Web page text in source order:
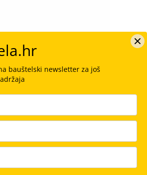
bauštelski newsletter za još